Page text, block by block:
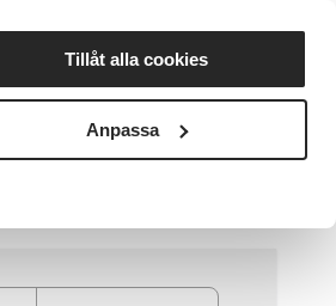
Tillåt alla cookies
Anpassa
Nyheter Avdelningar